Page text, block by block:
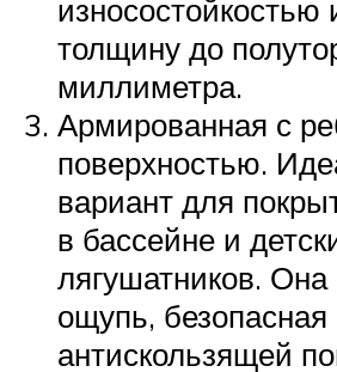
износостойкостью
толщину до
миллиметра.
Армированная с
поверхностью.
вариант для
в бассейне и
лягушатников. Она
ощупь, безопасная
антискользящей